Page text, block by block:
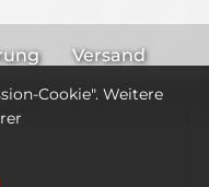
Versand
Cookie". Weitere